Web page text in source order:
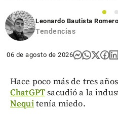
1
2
Leonardo Bautista Romero
Tendencias
06 de agosto de 2026
Hace poco más de tres
ChatGPTsacudió a la
Nequitenía miedo.